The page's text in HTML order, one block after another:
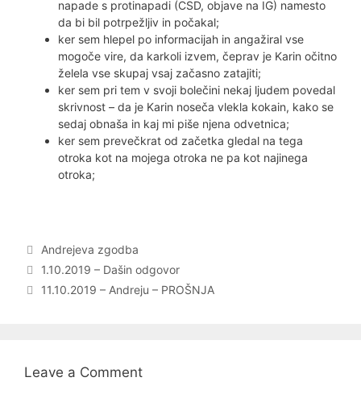
napade s protinapadi (CSD, objave na IG) namesto
da bi bil potrpežljiv in počakal;
ker sem hlepel po informacijah in angažiral vse
mogoče vire, da karkoli izvem, čeprav je Karin očitno
želela vse skupaj vsaj začasno zatajiti;
ker sem pri tem v svoji bolečini nekaj ljudem povedal
skrivnost – da je Karin noseča vlekla kokain, kako se
sedaj obnaša in kaj mi piše njena odvetnica;
ker sem prevečkrat od začetka gledal na tega
otroka kot na mojega otroka ne pa kot najinega
otroka;
Categories
Andrejeva zgodba
Post
navigation
1.10.2019 – Dašin odgovor
11.10.2019 – Andreju – PROŠNJA
Leave a Comment